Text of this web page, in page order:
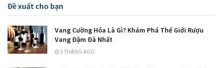
Đề xuất cho bạn
Vang Cường Hóa Là Gì? Khám Phá Thế Giới Rượu
Vang Đậm Đà Nhất
5 THÁNG AGO